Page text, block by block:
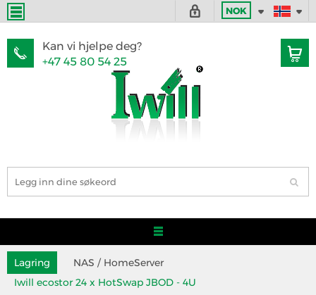
NOK
Kan vi hjelpe deg?
+47 45 80 54 25
Lagring
NAS / HomeServer
Iwill ecostor 24 x HotSwap JBOD - 4U